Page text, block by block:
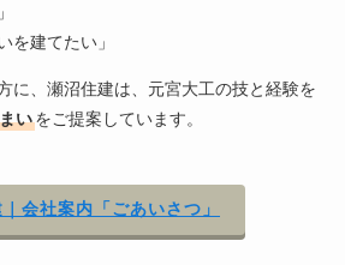
を建てたい」
に、瀬沼住建は、元宮大工の技と経験を
いをご提案しています。
会社案内「ごあいさつ」